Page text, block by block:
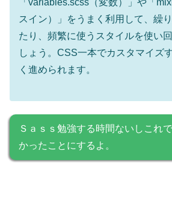
「variables.scss（変数）」や「
スイン）」をうまく利用して、繰
たり、頻繁に使うスタイルを使い
しょう。CSS一本でカスタマイズ
く進められます。
Ｓａｓｓ勉強する時間ないしこれ
かったことにするよ。